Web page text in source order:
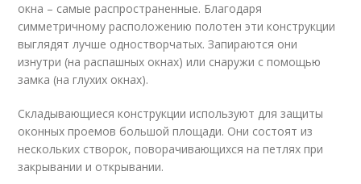
окна – самые распространенные. Благодаря
симметричному расположению полотен эти конструкции
выглядят лучше одностворчатых. Запираются они
изнутри (на распашных окнах) или снаружи с помощью
замка (на глухих окнах).
Складывающиеся конструкции используют для защиты
оконных проемов большой площади. Они состоят из
нескольких створок, поворачивающихся на петлях при
закрывании и открывании.